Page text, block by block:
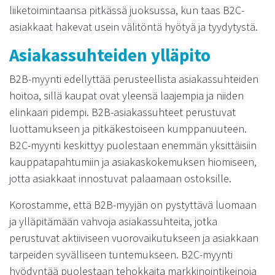
liiketoimintaansa pitkässä juoksussa, kun taas B2C-
asiakkaat hakevat usein välitöntä hyötyä ja tyydytystä.
Asiakassuhteiden ylläpito
B2B-myynti edellyttää perusteellista asiakassuhteiden
hoitoa, sillä kaupat ovat yleensä laajempia ja niiden
elinkaari pidempi. B2B-asiakassuhteet perustuvat
luottamukseen ja pitkäkestoiseen kumppanuuteen.
B2C-myynti keskittyy puolestaan enemmän yksittäisiin
kauppatapahtumiin ja asiakaskokemuksen hiomiseen,
jotta asiakkaat innostuvat palaamaan ostoksille.
Korostamme, että B2B-myyjän on pystyttävä luomaan
ja ylläpitämään vahvoja asiakassuhteita, jotka
perustuvat aktiiviseen vuorovaikutukseen ja asiakkaan
tarpeiden syvälliseen tuntemukseen. B2C-myynti
hyödyntää puolestaan tehokkaita markkinointikeinoja